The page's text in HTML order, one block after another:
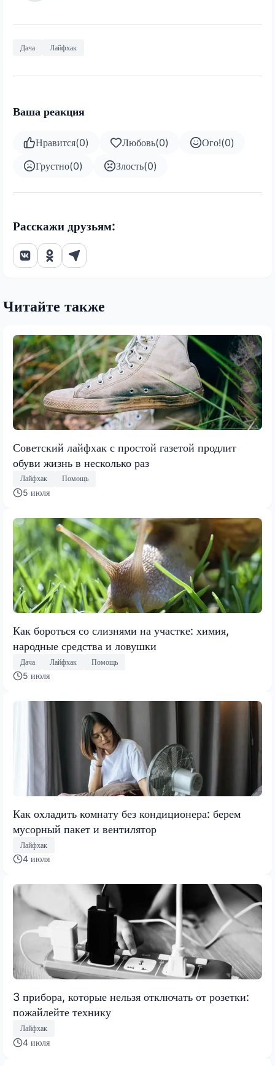
Дача Лайфхак
Ваша реакция
Нравится(0) Любовь(0) Ого!(0)
Грустно(0) Злость(0)
Расскажи друзьям:
Читайте также
Советский лайфхак с простой газетой продлит
обуви жизнь в несколько раз
Лайфхак Помощь
5 июля
Как бороться со слизнями на участке: химия,
народные средства и ловушки
Дача Лайфхак Помощь
5 июля
Как охладить комнату без кондиционера: берем
мусорный пакет и вентилятор
Лайфхак
4 июля
3 прибора, которые нельзя отключать от розетки:
пожайлейте технику
Лайфхак
4 июля